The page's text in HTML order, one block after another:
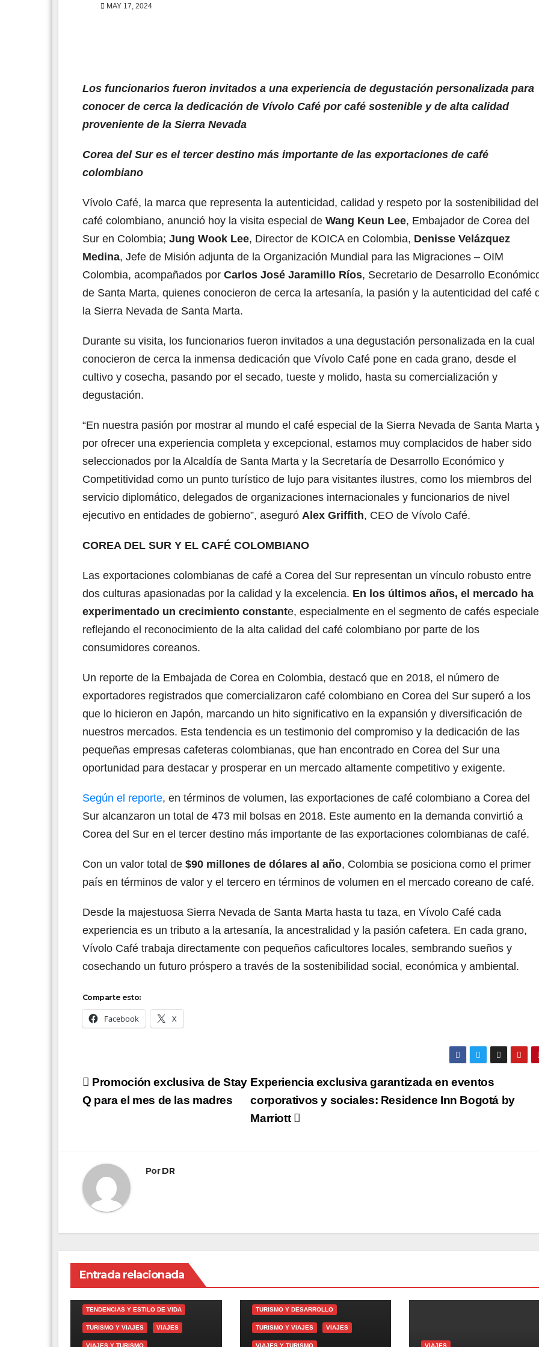
MAY 17, 2024
Los funcionarios fueron invitados a una experiencia de degustación personalizada para
conocer de cerca la dedicación de Vívolo Café por café sostenible y de alta calidad
proveniente de la Sierra Nevada
Corea del Sur es el tercer destino más importante de las exportaciones de café
colombiano
Vívolo Café, la marca que representa la autenticidad, calidad y respeto por la sostenibilidad del
café colombiano, anunció hoy la visita especial de Wang Keun Lee, Embajador de Corea del
Sur en Colombia; Jung Wook Lee, Director de KOICA en Colombia, Denisse Velázquez
Medina, Jefe de Misión adjunta de la Organización Mundial para las Migraciones – OIM
Colombia, acompañados por Carlos José Jaramillo Ríos, Secretario de Desarrollo
de Santa Marta, quienes conocieron de cerca la artesanía, la pasión y la autenticidad del café
la Sierra Nevada de Santa Marta.
Durante su visita, los funcionarios fueron invitados a una degustación personalizada en la cual
conocieron de cerca la inmensa dedicación que Vívolo Café pone en cada grano, desde el
cultivo y cosecha, pasando por el secado, tueste y molido, hasta su comercialización y
degustación.
“En nuestra pasión por mostrar al mundo el café especial de la Sierra Nevada de Santa Marta
por ofrecer una experiencia completa y excepcional, estamos muy complacidos de haber sido
seleccionados por la Alcaldía de Santa Marta y la Secretaría de Desarrollo Económico y
Competitividad como un punto turístico de lujo para visitantes ilustres, como los miembros del
servicio diplomático, delegados de organizaciones internacionales y funcionarios de nivel
ejecutivo en entidades de gobierno”, aseguró Alex Griffith, CEO de Vívolo Café.
COREA DEL SUR Y EL CAFÉ COLOMBIANO
Las exportaciones colombianas de café a Corea del Sur representan un vínculo robusto entre
dos culturas apasionadas por la calidad y la excelencia. En los últimos años, el mercado ha
experimentado un crecimiento constante, especialmente en el segmento de cafés
reflejando el reconocimiento de la alta calidad del café colombiano por parte de los
consumidores coreanos.
Un reporte de la Embajada de Corea en Colombia, destacó que en 2018, el número de
exportadores registrados que comercializaron café colombiano en Corea del Sur superó a los
que lo hicieron en Japón, marcando un hito significativo en la expansión y diversificación de
nuestros mercados. Esta tendencia es un testimonio del compromiso y la dedicación de las
pequeñas empresas cafeteras colombianas, que han encontrado en Corea del Sur una
oportunidad para destacar y prosperar en un mercado altamente competitivo y exigente.
Según el reporte, en términos de volumen, las exportaciones de café colombiano a Corea del
Sur alcanzaron un total de 473 mil bolsas en 2018. Este aumento en la demanda convirtió a
Corea del Sur en el tercer destino más importante de las exportaciones colombianas de café.
Con un valor total de $90 millones de dólares al año, Colombia se posiciona como el primer
país en términos de valor y el tercero en términos de volumen en el mercado coreano de café.
Desde la majestuosa Sierra Nevada de Santa Marta hasta tu taza, en Vívolo Café cada
experiencia es un tributo a la artesanía, la ancestralidad y la pasión cafetera. En cada grano,
Vívolo Café trabaja directamente con pequeños caficultores locales, sembrando sueños y
cosechando un futuro próspero a través de la sostenibilidad social, económica y ambiental.
Comparte esto:
Facebook X
Navegación
de
Experiencia exclusiva garantizada en eventos
corporativos y sociales: Residence Inn Bogotá by
Marriott
Promoción exclusiva de Stay
Q para el mes de las madres
PorDR
Entrada relacionada
TENDENCIAS Y ESTILO DE VIDA
TURISMO Y VIAJES VIAJES
VIAJES Y TURISMO
TURISMO Y DESARROLLO
TURISMO Y VIAJES VIAJES
VIAJES Y TURISMO VIAJES